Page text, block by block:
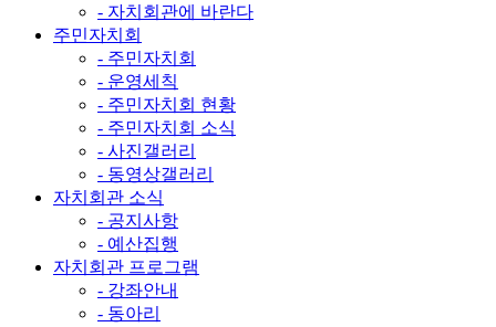
- 자치회관에 바란다
주민자치회
- 주민자치회
- 운영세칙
- 주민자치회 현황
- 주민자치회 소식
- 사진갤러리
- 동영상갤러리
자치회관 소식
- 공지사항
- 예산집행
자치회관 프로그램
- 강좌안내
- 동아리